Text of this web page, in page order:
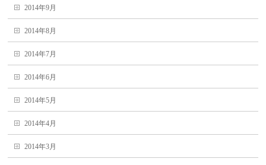
2014年9月
2014年8月
2014年7月
2014年6月
2014年5月
2014年4月
2014年3月